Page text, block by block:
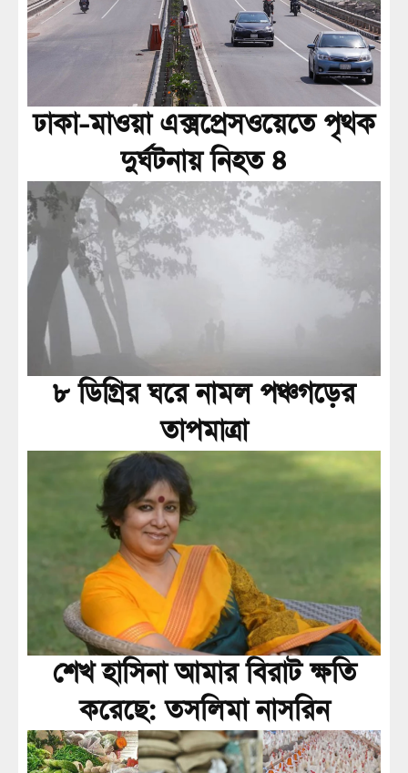
ঢাকা-মাওয়া এক্সপ্রেসওয়েতে পৃথক
দুর্ঘটনায় নিহত ৪
৮ ডিগ্রির ঘরে নামল পঞ্চগড়ের
তাপমাত্রা
শেখ হাসিনা আমার বিরাট ক্ষতি
করেছে: তসলিমা নাসরিন